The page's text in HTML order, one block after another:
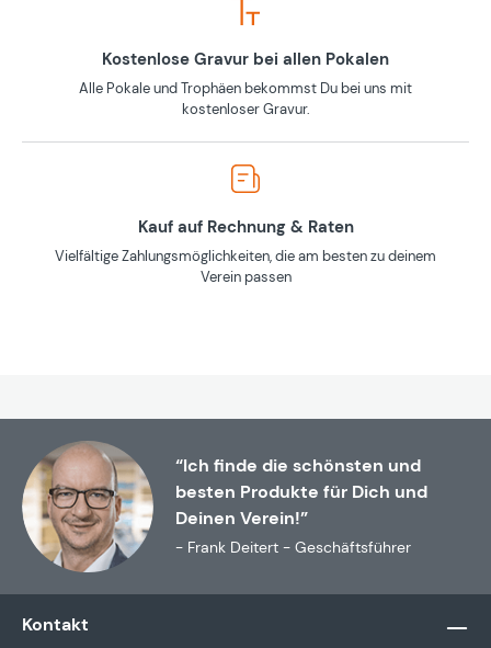
Kostenlose Gravur bei allen Pokalen
Alle Pokale und Trophäen bekommst Du bei uns mit
kostenloser Gravur.
Kauf auf Rechnung & Raten
Vielfältige Zahlungsmöglichkeiten, die am besten zu deinem
Verein passen
“Ich finde die schönsten und
besten Produkte für Dich und
Deinen Verein!”
- Frank Deitert - Geschäftsführer
Kontakt